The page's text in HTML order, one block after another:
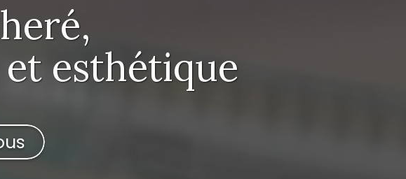
esthétique